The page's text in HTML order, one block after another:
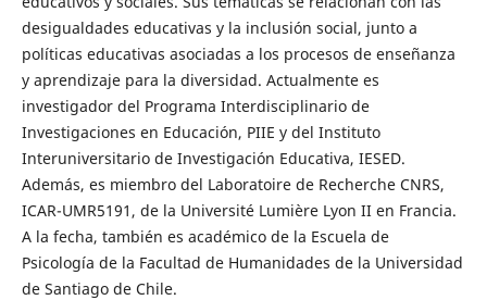
desigualdades educativas y la inclusión social, junto a
políticas educativas asociadas a los procesos de enseñanza
y aprendizaje para la diversidad. Actualmente es
investigador del Programa Interdisciplinario de
Investigaciones en Educación, PIIE y del Instituto
Interuniversitario de Investigación Educativa, IESED.
Además, es miembro del Laboratoire de Recherche CNRS,
ICAR-UMR5191, de la Université Lumière Lyon II en Francia.
A la fecha, también es académico de la Escuela de
Psicología de la Facultad de Humanidades de la Universidad
de Santiago de Chile.